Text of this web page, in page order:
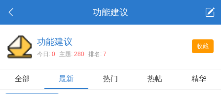
功能建议
收藏
功能建议
今日: 0 主题: 280 排名: 7
全部 最新 热门 热帖 精华